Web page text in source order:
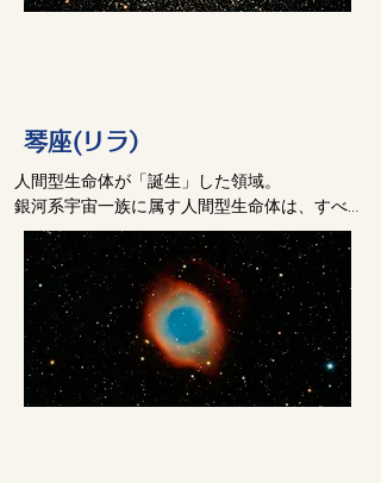
すると、「創造の礎たち」の姿は、胴体とそ
私たちからすると、その姿はまるで繊細な手
足を持つ背の高い昆虫のようである。
もし私たちが四次元の上位に入ることができ
れば、「創造の礎たち」を知覚できるように
なるが、通常では、彼らとの交流は、私たち
の変性意識状態の中で交わされる。こうした
変性意識状態において、「創造の礎たち」
は、夢の中の人物のように、ぼんやりとした
エーテル的な存在として現れる。
さて、自らの意識をさらに分裂させた「創造
琴座(リラ）
人間型生命体が「誕生」した領域。
銀河系宇宙一族に属す人間型生命体は、すべ
てこの琴座で生まれた種族と遺伝的なつなが
りを持っている。
その名の通り、琴座は、人類の歌を奏でる象
徴的な竪琴なのである。
「創造の礎たち」はさらなる分裂を進めるた
め、次の行動に着手した。まず彼らが行った
のは、琴座全体に人間型生命体を分散する計